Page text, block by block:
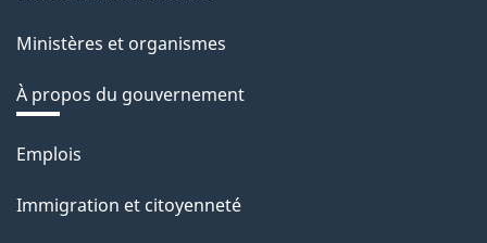
Ministères et organismes
À propos du gouvernement
Thèmes
sujets
Emplois
Immigration et citoyenneté